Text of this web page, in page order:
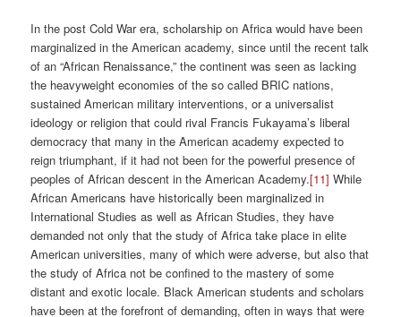
In the post Cold War era, scholarship on Africa would have been
marginalized in the American academy, since until the recent talk
of an “African Renaissance,” the continent was seen as lacking
the heavyweight economies of the so called BRIC nations,
sustained American military interventions, or a universalist
ideology or religion that could rival Francis Fukayama’s liberal
democracy that many in the American academy expected to
reign triumphant, if it had not been for the powerful presence of
peoples of African descent in the American Academy.[11] While
African Americans have historically been marginalized in
International Studies as well as African Studies, they have
demanded not only that the study of Africa take place in elite
American universities, many of which were adverse, but also that
the study of Africa not be confined to the mastery of some
distant and exotic locale. Black American students and scholars
have been at the forefront of demanding, often in ways that were